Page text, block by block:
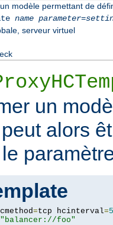
modèle permettant de
name parameter=
serveur virtuel
un
alors
=tcp hcinterval=5
"balancer://foo"